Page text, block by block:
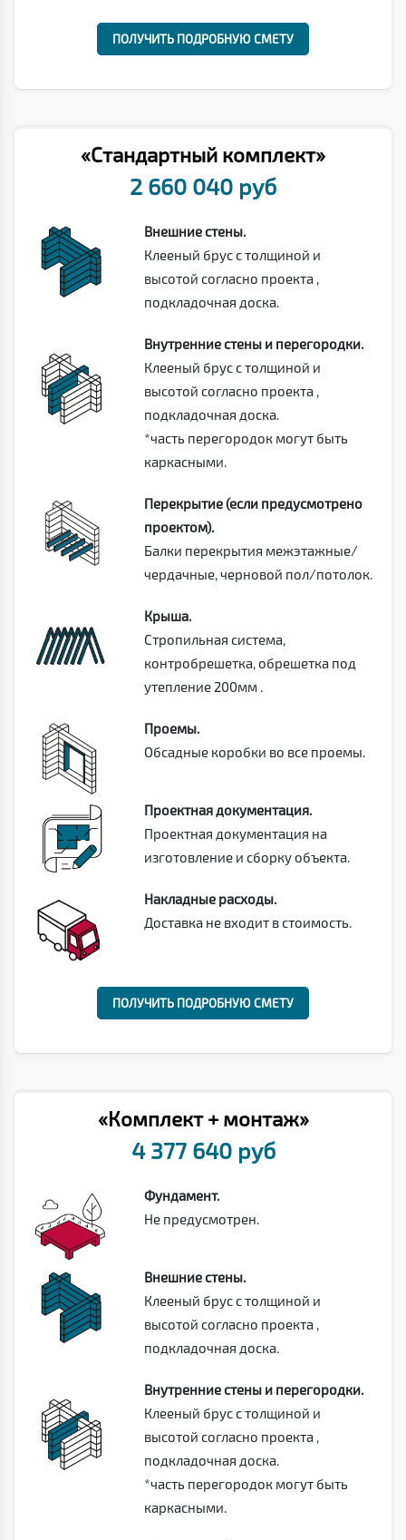
ПОЛУЧИТЬ ПОДРОБНУЮ СМЕТУ
«Стандартный комплект»
2 660 040 руб
Внешние стены.
Клееный брус с толщиной и
высотой согласно проекта ,
подкладочная доска.
Внутренние стены и перегородки.
Клееный брус с толщиной и
высотой согласно проекта ,
подкладочная доска.
*часть перегородок могут быть
каркасными.
Перекрытие (если предусмотрено
проектом).
Балки перекрытия межэтажные/
чердачные, черновой пол/потолок.
Крыша.
Стропильная система,
контробрешетка, обрешетка под
утепление 200мм .
Проемы.
Обсадные коробки во все проемы.
Проектная документация.
Проектная документация на
изготовление и сборку объекта.
Накладные расходы.
Доставка не входит в стоимость.
ПОЛУЧИТЬ ПОДРОБНУЮ СМЕТУ
«Комплект + монтаж»
4 377 640 руб
Фундамент.
Не предусмотрен.
Внешние стены.
Клееный брус с толщиной и
высотой согласно проекта ,
подкладочная доска.
Внутренние стены и перегородки.
Клееный брус с толщиной и
высотой согласно проекта ,
подкладочная доска.
*часть перегородок могут быть
каркасными.